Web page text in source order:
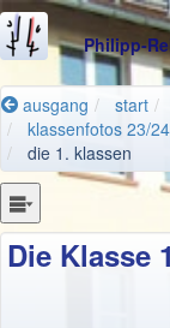
Philipp-
ausgang start
klassenfotos 23/24
die 1. klassen
Die Klasse